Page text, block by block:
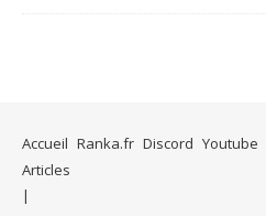
Accueil Ranka.fr Discord Youtube
Articles